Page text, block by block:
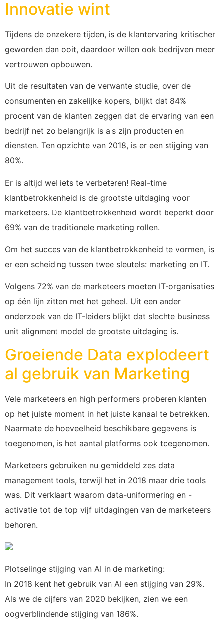
Innovatie wint
Tijdens de onzekere tijden, is de klantervaring kritischer
geworden dan ooit, daardoor willen ook bedrijven meer
vertrouwen opbouwen.
Uit de resultaten van de verwante studie, over de
consumenten en zakelijke kopers, blijkt dat 84%
procent van de klanten zeggen dat de ervaring van een
bedrijf net zo belangrijk is als zijn producten en
diensten. Ten opzichte van 2018, is er een stijging van
80%.
Er is altijd wel iets te verbeteren! Real-time
klantbetrokkenheid is de grootste uitdaging voor
marketeers. De klantbetrokkenheid wordt beperkt door
69% van de traditionele marketing rollen.
Om het succes van de klantbetrokkenheid te vormen, is
er een scheiding tussen twee sleutels: marketing en IT.
Volgens 72% van de marketeers moeten IT-organisaties
op één lijn zitten met het geheel. Uit een ander
onderzoek van de IT-leiders blijkt dat slechte business
unit alignment model de grootste uitdaging is.
Groeiende Data explodeert
al gebruik van Marketing
Vele marketeers en high performers proberen klanten
op het juiste moment in het juiste kanaal te betrekken.
Naarmate de hoeveelheid beschikbare gegevens is
toegenomen, is het aantal platforms ook toegenomen.
Marketeers gebruiken nu gemiddeld zes data
management tools, terwijl het in 2018 maar drie tools
was. Dit verklaart waarom data-uniformering en -
activatie tot de top vijf uitdagingen van de marketeers
behoren.
Plotselinge stijging van AI in de marketing:
In 2018 kent het gebruik van AI een stijging van 29%.
Als we de cijfers van 2020 bekijken, zien we een
oogverblindende stijging van 186%.